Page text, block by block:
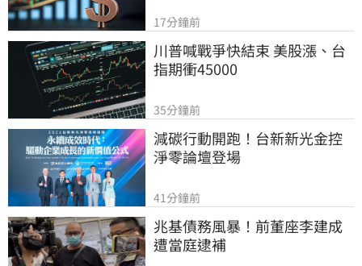
17分鐘前
川普喊戰爭快結束 美股漲、台
指期衝45000
35分鐘前
減碳行動開跑！台新新光金控
淨零論壇登場
41分鐘前
兆基債務風暴！前董座李建成
遭當庭逮補